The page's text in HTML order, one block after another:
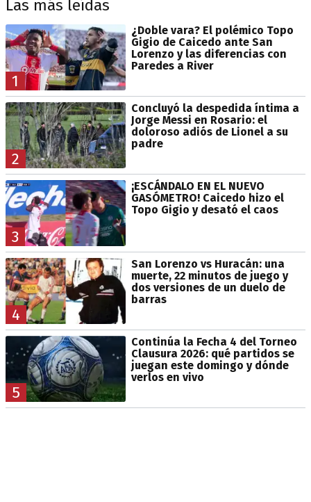
Las más leídas
1
¿Doble vara? El polémico Topo
Gigio de Caicedo ante San
Lorenzo y las diferencias con
Paredes a River
2
Concluyó la despedida íntima a
Jorge Messi en Rosario: el
doloroso adiós de Lionel a su
padre
3
¡ESCÁNDALO EN EL NUEVO
GASÓMETRO! Caicedo hizo el
Topo Gigio y desató el caos
4
San Lorenzo vs Huracán: una
muerte, 22 minutos de juego y
dos versiones de un duelo de
barras
5
Continúa la Fecha 4 del Torneo
Clausura 2026: qué partidos se
juegan este domingo y dónde
verlos en vivo